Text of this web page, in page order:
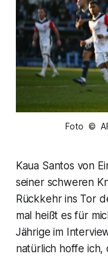
Foto ©
Kaua Santos von
seiner schweren
Rückkehr ins Tor
mal heißt es für
Jährige im
natürlich hoffe ich,